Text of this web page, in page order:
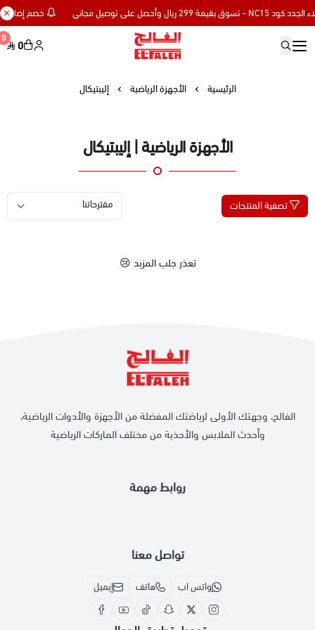
خصم إضافي 15% للعملاء الجدد كود NC15 - تسوق بقيمة 299 ريال وأحصل على توصيل مجاني
0 0
الرئيسية الأجهزة الرياضية إليبتيكال
الأجهزة الرياضية | إليبتيكال
تصفية المنتجات
تعذر جلب المزيد 😢
روابط مهمة
الفالح، وجهتك الأولى لرياضتك المفضلة من الأجهزة والأدوات الرياضية،
وأحدث الملابس والأحذية من مختلف الماركات الرياضية
تواصل معنا
واتس اب هاتف إيميل